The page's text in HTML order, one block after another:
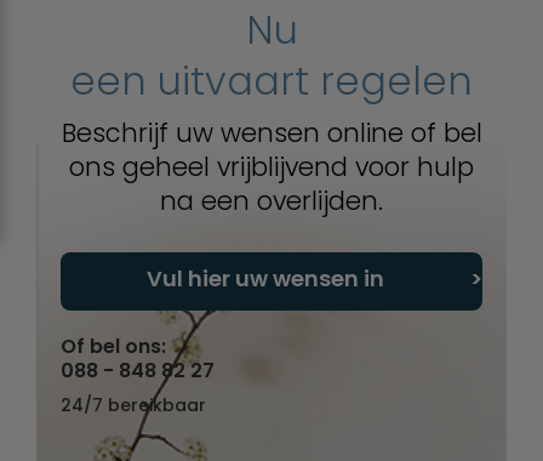
Nu
een uitvaart regelen
Beschrijf uw wensen online of bel
ons geheel vrijblijvend voor hulp
na een overlijden.
Vul hier uw wensen in
Of bel ons:
088 - 848 82 27
24/7 bereikbaar